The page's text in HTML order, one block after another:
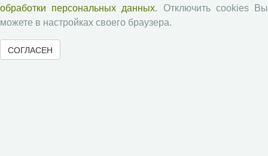
АгроЗооТехника
обработки персональных данных. Отключить cookies Вы
можете в настройках своего браузера.
СОГЛАСЕН